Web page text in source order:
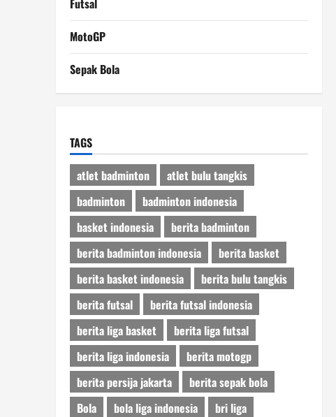
Futsal
MotoGP
Sepak Bola
TAGS
atlet badminton
atlet bulu tangkis
badminton
badminton indonesia
basket indonesia
berita badminton
berita badminton indonesia
berita basket
berita basket indonesia
berita bulu tangkis
berita futsal
berita futsal indonesia
berita liga basket
berita liga futsal
berita liga indonesia
berita motogp
berita persija jakarta
berita sepak bola
Bola
bola liga indonesia
bri liga